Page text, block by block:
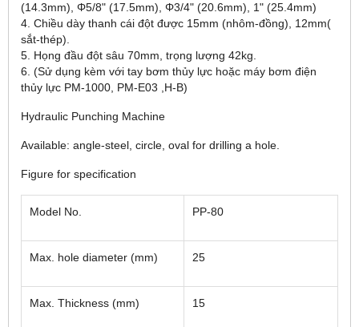
(14.3mm), Φ5/8" (17.5mm), Φ3/4" (20.6mm), 1" (25.4mm)
4. Chiều dày thanh cái đột được 15mm (nhôm-đồng), 12mm(
sắt-thép).
5. Họng đầu đột sâu 70mm, trọng lượng 42kg.
6. (Sử dụng kèm với tay bơm thủy lực hoặc máy bơm điện
thủy lực PM-1000, PM-E03 ,H-B)
Hydraulic Punching Machine
Available: angle-steel, circle, oval for drilling a hole.
Figure for specification
Model No. PP-80
Max. hole diameter (mm) 25
Max. Thickness (mm) 15